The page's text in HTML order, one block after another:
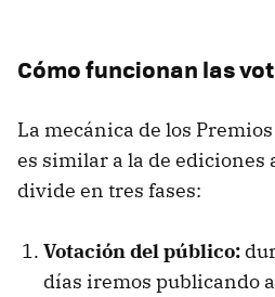
Cómo funcionan las
La mecánica de los
es similar a la de ediciones
divide en tres fases:
Votación del público:
días iremos publicando